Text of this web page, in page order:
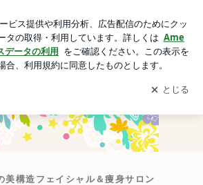
して ブログの更新通知
を受け取りまし
開く
美構造フェイシャル＆痩身サロン